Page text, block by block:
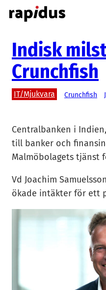
Hoppa
till
Indisk
Crunchfish
IT/Mjukvara Crunchfish
Centralbanken i
till banker och
Malmöbolagets tjänst
Vd Joachim
ökade intäkter för ett